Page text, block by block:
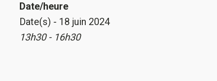
Date/heure
Date(s) - 18 juin 2024
13h30 - 16h30